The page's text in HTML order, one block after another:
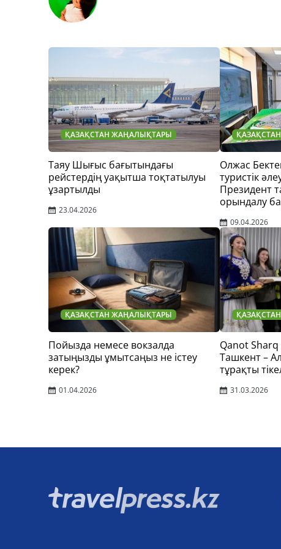
ҚАЗАҚСТАН ЖАҢАЛЫҚТАРЫ
Таяу Шығыс бағытындағы
рейстердің уақытша тоқтатылуы
ұзартылды
23.04.2026
Олжас
туристік
Президент
орындалу
09.04.2026
ҚАЗАҚСТАН ЖАҢАЛЫҚТАРЫ
Пойызда немесе вокзалда
затыңызды ұмытсаңыз не істеу
керек?
01.04.2026
Qanot
Ташкент –
тұрақты
31.03.2026